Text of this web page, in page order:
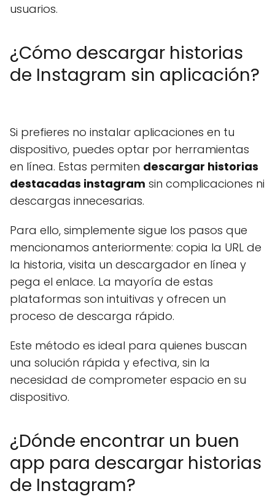
usuarios.
¿Cómo descargar historias
de Instagram sin aplicación?
Si prefieres no instalar aplicaciones en tu
dispositivo, puedes optar por herramientas
en línea. Estas permiten descargar historias
destacadas instagram sin complicaciones ni
descargas innecesarias.
Para ello, simplemente sigue los pasos que
mencionamos anteriormente: copia la URL de
la historia, visita un descargador en línea y
pega el enlace. La mayoría de estas
plataformas son intuitivas y ofrecen un
proceso de descarga rápido.
Este método es ideal para quienes buscan
una solución rápida y efectiva, sin la
necesidad de comprometer espacio en su
dispositivo.
¿Dónde encontrar un buen
app para descargar historias
de Instagram?